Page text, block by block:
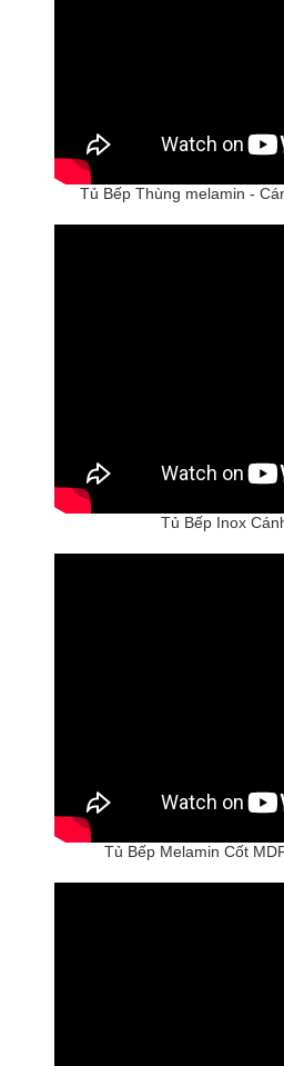
Tủ Bếp Thùng melamin -
Tủ Bếp Inox
Tủ Bếp Melamin Cốt